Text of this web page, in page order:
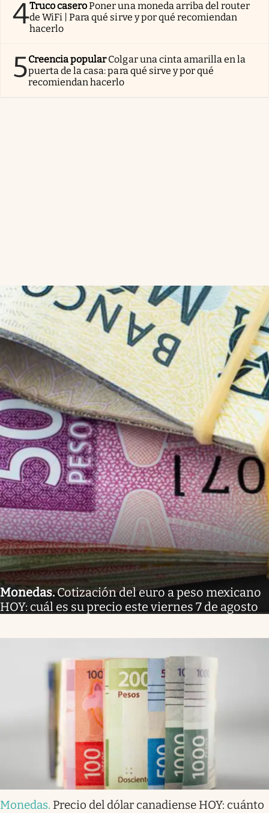
4Truco caseroPoner una moneda arriba del router
de WiFi | Para qué sirve y por qué recomiendan
hacerlo
5Creencia popularColgar una cinta amarilla en la
puerta de la casa: para qué sirve y por qué
recomiendan hacerlo
Monedas.Cotización del euro a peso mexicano
HOY: cuál es su precio este viernes 7 de agosto
Monedas. Precio del dólar canadiense HOY: cuánto